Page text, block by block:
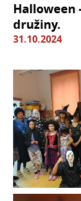
Halloween
družiny.
31.10.2024